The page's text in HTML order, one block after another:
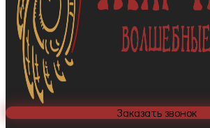
Заказать звонок